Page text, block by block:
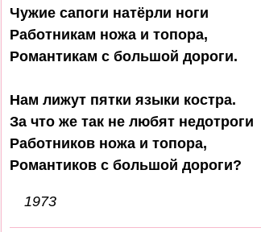
Чужие сапоги натёрли ноги
Работникам ножа и топора,
Романтикам с большой дороги.
Нам лижут пятки языки костра.
За что же так не любят недотроги
Работников ножа и топора,
1973